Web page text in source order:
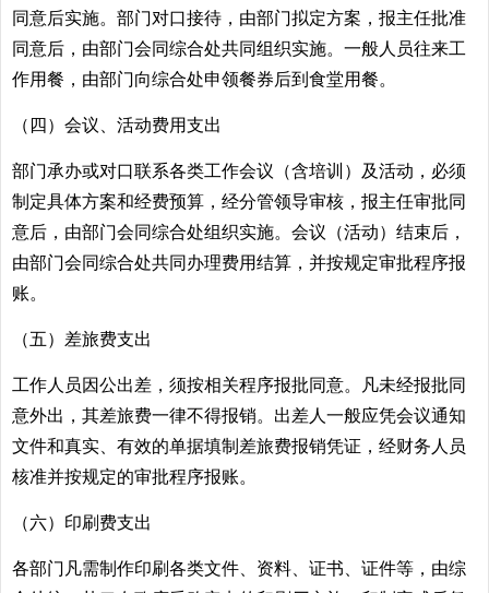
同意后实施。部门对口接待，由部门拟定方案，报主任批准
同意后，由部门会同综合处共同组织实施。一般人员往来工
作用餐，由部门向综合处申领餐券后到食堂用餐。
（四）会议、活动费用支出
部门承办或对口联系各类工作会议（含培训）及活动，必须
制定具体方案和经费预算，经分管领导审核，报主任审批同
意后，由部门会同综合处组织实施。会议（活动）结束后，
由部门会同综合处共同办理费用结算，并按规定审批程序报
账。
（五）差旅费支出
工作人员因公出差，须按相关程序报批同意。凡未经报批同
意外出，其差旅费一律不得报销。出差人一般应凭会议通知
文件和真实、有效的单据填制差旅费报销凭证，经财务人员
核准并按规定的审批程序报账。
（六）印刷费支出
各部门凡需制作印刷各类文件、资料、证书、证件等，由综